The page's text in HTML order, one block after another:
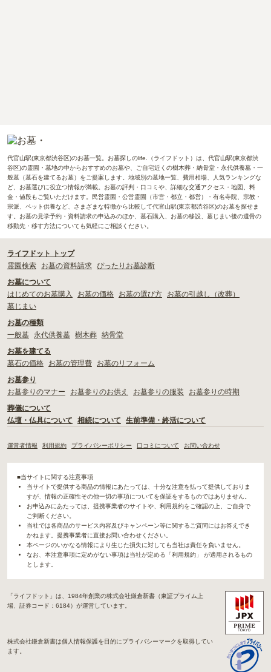
代官山駅(東京都渋谷区)のお墓一覧。お墓探しのlife.（ライフドット）は、代官山駅(東京都渋
谷区)の霊園・墓地の中からおすすめのお墓や、ご自宅近くの樹木葬・納骨堂・永代供養墓・一
般墓（墓石を建てるお墓）をご提案します。地域別の墓地一覧、費用相場、人気ランキングな
ど、お墓選びに役立つ情報が満載。お墓の評判・口コミや、詳細な交通アクセス・地図、料
金・値段もご覧いただけます。民営霊園・公営霊園（市営・都立・都営）・有名寺院、宗教・
宗派、ペット供養など、さまざまな特徴から比較して代官山駅(東京都渋谷区)のお墓を探せま
す。お墓の見学予約・資料請求の申込みのほか、墓石購入、お墓の移設、墓じまい後の遺骨の
移動先・移す方法についても気軽にご相談ください。
ライフドット トップ
霊園検索
お墓の資料請求 ぴったりお墓診断
お墓について
はじめてのお墓購入
お墓の価格 お墓の選び方
お墓の引越し（改葬）
墓じまい
お墓の種類
一般墓
永代供養墓 樹木葬 納骨堂
お墓を建てる
墓石の価格
お墓の管理費
お墓のリフォーム
お墓参り
お墓参りのマナー
お墓参りのお供え お墓参りの服装
お墓参りの時期
葬儀について
仏壇・仏具について
相続について 生前準備・終活について
運営者情報 利用規約 プライバシーポリシー 口コミについて お問い合わせ
■当サイトに関する注意事項
当サイトで提供する商品の情報にあたっては、十分な注意を払って提供しておりま
すが、情報の正確性その他一切の事項についてを保証をするものではありません。
お申込みにあたっては、提携事業者のサイトや、利用規約をご確認の上、ご自身で
ご判断ください。
当社では各商品のサービス内容及びキャンペーン等に関するご質問にはお答えでき
かねます。提携事業者に直接お問い合わせください。
本ページのいかなる情報により生じた損失に対しても当社は責任を負いません。
なお、本注意事項に定めがない事項は当社が定める「利用規約」 が適用されるもの
とします。
「ライフドット」は、1984年創業の株式会社鎌倉新書（東証プライム上
場、証券コード：6184）が運営しています。
株式会社鎌倉新書は個人情報保護を目的にプライバシーマークを取得してい
ます。